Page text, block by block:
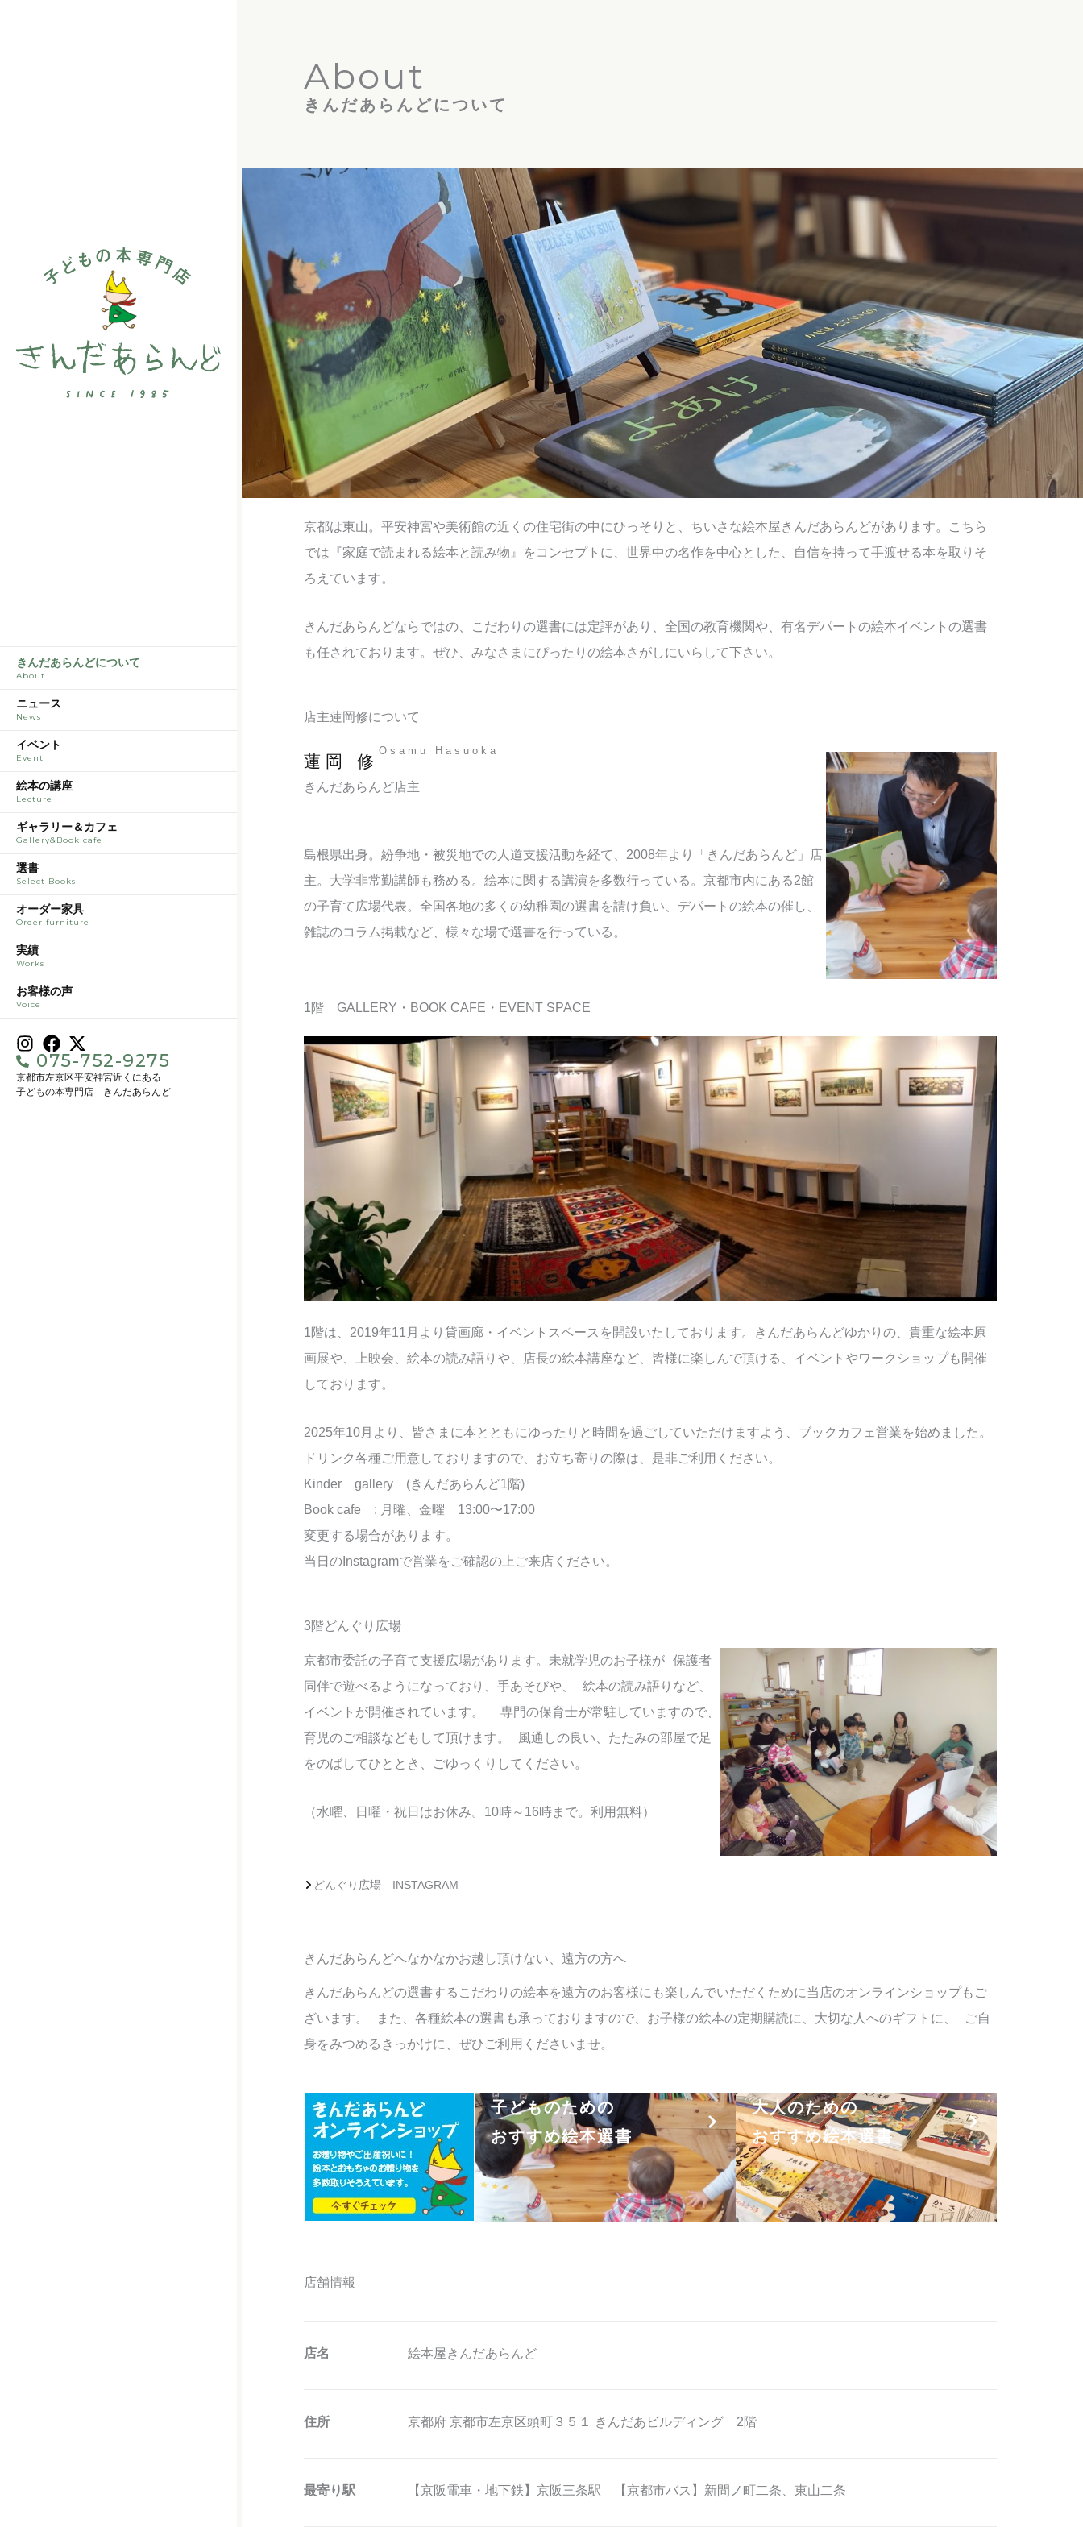
きんだあらんどについて
About
ニュース
News
イベント
Event
絵本の講座
Lecture
ギャラリー＆カフェ
Gallery&Book cafe
選書
Select Books
オーダー家具
Order furniture
実績
Works
お客様の声
Voice
京都市左京区平安神宮近くにある
子どもの本専門店 きんだあらんど
075-752-9275
About
きんだあらんどについて
京都は東山。平安神宮や美術館の近くの住宅街の中にひっそりと、ちいさな絵本屋きんだあらんどがあります。こちら
では『家庭で読まれる絵本と読み物』をコンセプトに、世界中の名作を中心とした、自信を持って手渡せる本を取りそ
ろえています。
きんだあらんどならではの、こだわりの選書には定評があり、全国の教育機関や、有名デパートの絵本イベントの選書
も任されております。ぜひ、みなさまにぴったりの絵本さがしにいらして下さい。
店主蓮岡修について
蓮岡 修
Osamu Hasuoka
きんだあらんど店主
島根県出身。紛争地・被災地での人道支援活動を経て、2008年より「きんだあらんど」店
主。大学非常勤講師も務める。絵本に関する講演を多数行っている。 京都市内にある2館
の子育て広場代表。全国各地の多くの幼稚園の選書を請け負い、デパートの絵本の催し、
雑誌のコラム掲載など、様々な場で選書を行っている。
1階 GALLERY・BOOK CAFE・EVENT SPACE
1階は、2019年11月より貸画廊・イベントスペースを開設いたしております。きんだあらんどゆかりの、貴重な絵本原
画展や、上映会、絵本の読み語りや、店長の絵本講座など、皆様に楽しんで頂ける、イベントやワークショップも開催
しております。
2025年10月より、皆さまに本とともにゆったりと時間を過ごしていただけますよう、ブックカフェ営業を始めました。
ドリンク各種ご用意しておりますので、お立ち寄りの際は、是非ご利用ください。
Kinder gallery (きんだあらんど1階)
Book cafe : 月曜、金曜 13:00〜17:00
変更する場合があります。
当日のInstagramで営業をご確認の上ご来店ください。
3階どんぐり広場
京都市委託の子育て支援広場があります。 未就学児のお子様が 保護者
同伴で遊べるようになっており、手あそびや、 絵本の読み語りなど、
イベントが開催されています。 専門の保育士が常駐していますので、
育児のご相談などもして頂けます。 風通しの良い、たたみの部屋で足
をのばしてひととき、ごゆっくりしてください。
（水曜、日曜・祝日はお休み。10時～16時まで。利用無料）
どんぐり広場 INSTAGRAM
きんだあらんどへなかなかお越し頂けない、遠方の方へ
きんだあらんどの選書するこだわりの絵本を遠方のお客様にも楽しんでいただくために当店のオンラインショップもご
ざいます。 また、各種絵本の選書も承っておりますので、お子様の絵本の定期購読に、大切な人へのギフトに、 ご自
身をみつめるきっかけに、ぜひご利用くださいませ。
子どものための
おすすめ絵本選書
大人のための
おすすめ絵本選書
店舗情報
店名 絵本屋きんだあらんど
住所 京都府 京都市左京区頭町３５１ きんだあビルディング 2階
最寄り駅 【京阪電車・地下鉄】京阪三条駅 【京都市バス】新間ノ町二条、東山二条